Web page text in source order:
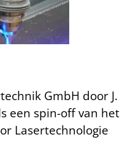
GmbH door J.
een spin-off van het
Lasertechnologie